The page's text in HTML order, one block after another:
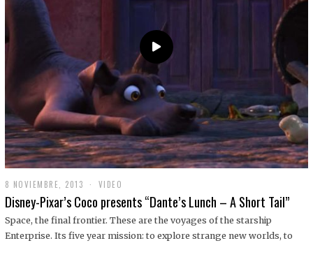
8 NOVIEMBRE, 2013
D
C
I
VIDEO
Disney-Pixar’s Coco presents “Dante’s Lunch – A Short Tail”
Space, the final frontier. These are the voyages of the starship
Enterprise. Its five year mission: to explore strange new worlds, to